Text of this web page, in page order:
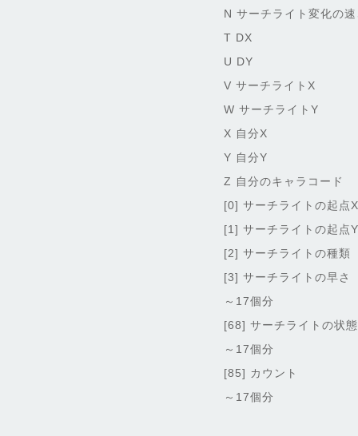
N サーチライト変化の
T DX
U DY
V サーチライトX
W サーチライトY
X 自分X
Y 自分Y
Z 自分のキャラコード
[0] サーチライトの起点X
[1] サーチライトの起点Y
[2] サーチライトの種
[3] サーチライトの早さ
～17個分
[68] サーチライトの状
～17個分
[85] カウント
～17個分